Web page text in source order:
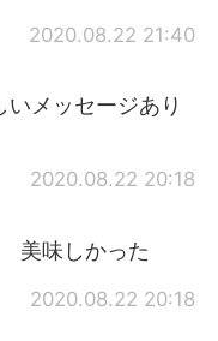
2020.08.22 21:40
メッセージあり
2020.08.22 20:18
美味しかった
2020.08.22 20:18